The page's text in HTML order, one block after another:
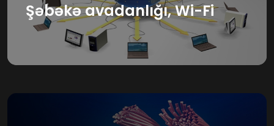
Şəbəkə avadanlığı, Wi-Fi